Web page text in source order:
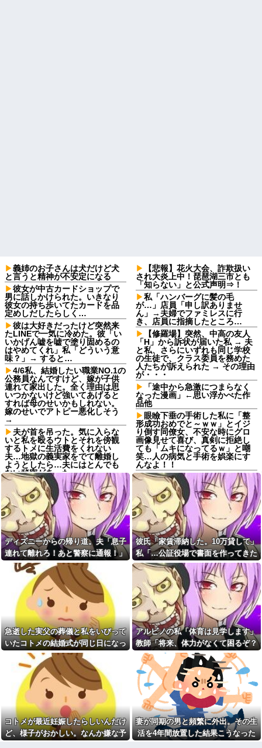
義姉のお子さんは犬だけど犬
と言うと精神が不安定になる
彼女が中古カードショップで
男に話しかけられた。いきなり
彼女の持ち歩いてたカードを品
定めしだしたらしく…
彼は大好きだったけど突然来
たLINEで一気に冷めた。彼「い
いかげん嘘を嘘で塗り固めるの
はやめてくれ」私「どういう意
味？」→ すると…
4/6私、結婚したい職業NO.1の
公務員なんですけど、嫁が子供
連れて家出した。全く理由は思
いつかないけど強いてあげると
すれば母のせいかもしれない。
嫁のせいでアトピー悪化しそう
→
夫が首を吊った。気に入らな
いと私を殴るウトとそれを傍観
するトメに生活費をくれない
夫…地獄の義実家をでて離婚し
ようとしたら…夫にはとんでも
ない秘密があった
最近の若手社員は何故かコレ
を嫌がるらしい
嫁「生ハムを手作りした
よ！」俺「それ、生肉のままじ
ゃないか！」→食べてしまった
翌日にまさかの事態が…
私「また郵便がなくなって
る…」知人「一緒に捕まえよ
う」→おとりを仕掛けたら泥奥
がまんまと引っかかり…
【後編】我が家で集まりがあ
った後に子供の新品クロックス
が消えた。犯人のママがカバン
に入れるのを見た人もいるのに
相手旦那が「証拠は？」と認め
ない…...
アタシ何歳に見える？って誘
い受け風の事言うゴミってまだ
生存してるよね～
ディズニーからの帰り道。夫
「息子連れて離れろ！あと警察
に通報！」私「助けて！」駅員
「どうしました！？」→トンデ
モナイことに…
会社に突然「嫁に手を出した
だろ」と怒りの電話が入った。
全く心当たりのない俺だった
が、事態は思わぬ展開に…
【衝撃】ジャンポケ斉藤の妻
【悲報】花火大会、詐欺扱い
され大炎上中！琵琶湖三市とも
「知らない」と公式声明⇒！
私「ハンバーグに髪の毛
が…」店員「申し訳ありませ
ん」→夫婦でファミレスに行
き、店員に指摘したところ…
【修羅場】突然、中高の友人
「H」から訴状が届いた私 → 夫
と私、さらにいずれも同じ学校
の生徒で、クラス委員を務めた
人たちが訴えられた → その理由
が・・・
「途中から急激につまらなく
なった漫画」←思い浮かべた作
品他
眼瞼下垂の手術した私に「整
形成功おめでと～ｗｗ」とイジ
り倒す同僚女、不安な時にグロ
画像見せて喜び、真剣に拒絶し
ても「ムキになってるｗ」と嘲
笑…人の病気と手術を娯楽にす
んなよ！！
姪「結婚しても子供は産まな
い」私「どうして？」→理由を
聞いてみると、思わず少子化の
現実を考えさせられて…
結婚するという決断って重く
ないですか？
【悲報】強者男性さん「30超
えてデートの練習とかしてる奴
なんなんだ？普通は10代の子供
がいるぞ」
【修羅場】弟を車で迎えに行
くときにファミレスの駐車場か
ら飛び出してきた男性を轢いて
しまった 轢かれた男は傷だらけ
で血まみれなのに凄い大声て喚
いて暴れまくり…
就活でコネ採用確定だったの
に無しにされたｗｗ
【驚愕】デキ婚した相手は出
張姫。母の興信所調査で夫婦崩
壊？！ｗｗｗｗ
【唖然】浮気バレた旦那が嫁
に勢いで吐き出した結果ｗｗｗ
ｗ
1/2義弟娘「ママのアソコには
黒い絵があるんだよ！洗っても
落ちないんだよ！」あー…だか
らいつも肌を隠してるのね。こ
んな田舎で刺青バレたら面倒な
事になっちゃうよ…→面倒な事
ディズニーからの帰り道。夫「息子
連れて離れろ！あと警察に通報！」
私「助けて！」駅員「どうしまし
た！？」→トンデモナイことに…
彼氏「家賃滞納した。10万貸して」
私「…公証役場で書面を作ってきた
ら考える」→結果・・・
急逝した実父の葬儀と私をいびって
いたコトメの結婚式が同じ日になっ
てしまった。無理にでも来いと言わ
れてしまい...
アルビノの私「体育は見学します」
教師「将来、体力がなくて困るぞ？
我慢して走れ！」→結果、膝を痛め
て・・・
コトメが最近妊娠したらしいんだけ
ど、様子がおかしい。なんか嫌な予
妻が同期の男と頻繁に外出。その生
活を4年間放置した結果こうなった